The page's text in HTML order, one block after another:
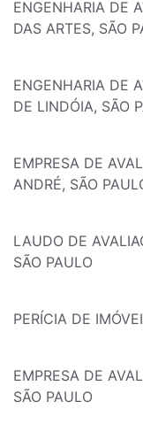
ENGENHARIA DE
DAS ARTES, SÃO
ENGENHARIA DE
DE LINDÓIA, SÃO
EMPRESA DE
ANDRÉ, SÃO
LAUDO DE
SÃO PAULO
PERÍCIA DE
EMPRESA DE
SÃO PAULO